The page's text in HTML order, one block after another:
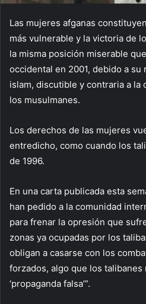
Las mujeres afganas
más vulnerable y la victoria de
la misma posición miserable
occidental en 2001, debido a
islam, discutible y contraria a la
los musulmanes.
Los derechos de las mujeres
entredicho, como cuando los
de 1996.
En una carta publicada esta
han pedido a la comunidad
para frenar la opresión que
zonas ya ocupadas por los
obligan a casarse con los
forzados, algo que los talibanes
‘propaganda falsa’”.